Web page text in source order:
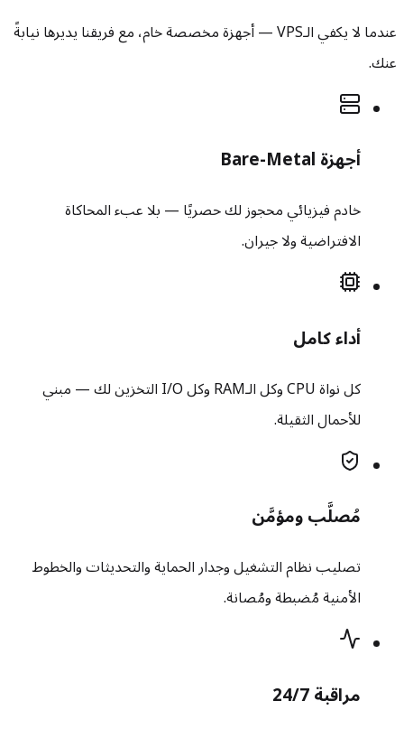
عندما لا يكفي الـVPS — أجهزة مخصصة خام، مع فريقنا يديرها نيابةً
عنك.
أجهزة Bare-Metal
خادم فيزيائي محجوز لك حصريًا — بلا عبء المحاكاة
الافتراضية ولا جيران.
أداء كامل
كل نواة CPU وكل الـRAM وكل I/O التخزين لك — مبني
للأحمال الثقيلة.
مُصلَّب ومؤمَّن
تصليب نظام التشغيل وجدار الحماية والتحديثات والخطوط
الأمنية مُضبطة ومُصانة.
مراقبة 24/7